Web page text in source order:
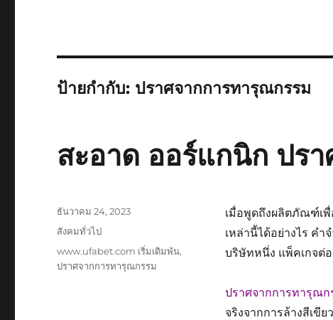
ป้ายกำกับ: ปราศจากการทารุณกรรม
สะอาด ออร์แกนิก ปร
เมื่อพูดถึงผลิตภัณฑ์เพื่
เหล่านี้ได้อย่างไร ค
บริษัทหนึ่ง แพ็คเกจต่
ปราศจากการทารุณก
จริงจากการล้างสีเขี
เขียน
เมื่อ
ธันวาคม 24, 2023
หมวด
สังคมทั่วไป
ป้าย
กำกับ
www.ufabet.com เริ่มเดิมพัน,
ปราศจากการทารุณกรรม